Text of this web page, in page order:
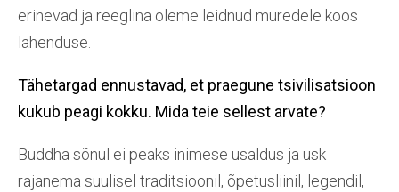
erinevad ja reeglina oleme leidnud muredele koos
lahenduse.
Tähetargad ennustavad, et praegune tsivilisatsioon
kukub peagi kokku. Mida teie sellest arvate?
Buddha sõnul ei peaks inimese usaldus ja usk
rajanema suulisel traditsioonil, õpetusliinil, legendil,